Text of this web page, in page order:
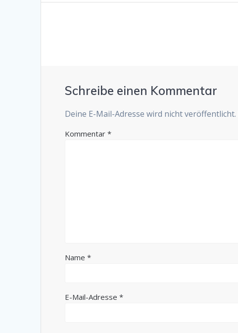
Schreibe einen Kommentar
Deine E-Mail-Adresse wird nicht veröffentlicht.
Kommentar*
Name*
E-Mail-Adresse*